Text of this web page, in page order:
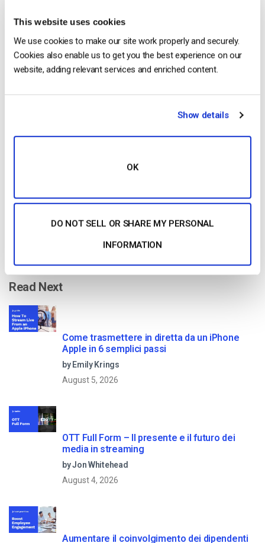
This website uses cookies
We use cookies to make our site work properly and securely.
Cookies also enable us to get you the best experience on our
website, adding relevant services and enriched content.
Show details
OK
DO NOT SELL OR SHARE MY PERSONAL
INFORMATION
No credit card required
10 GB of bandwidth
Read Next
Come trasmettere in diretta da un iPhone
Apple in 6 semplici passi
by Emily Krings
August 5, 2026
OTT Full Form – Il presente e il futuro dei
media in streaming
by Jon Whitehead
August 4, 2026
Aumentare il coinvolgimento dei dipendenti